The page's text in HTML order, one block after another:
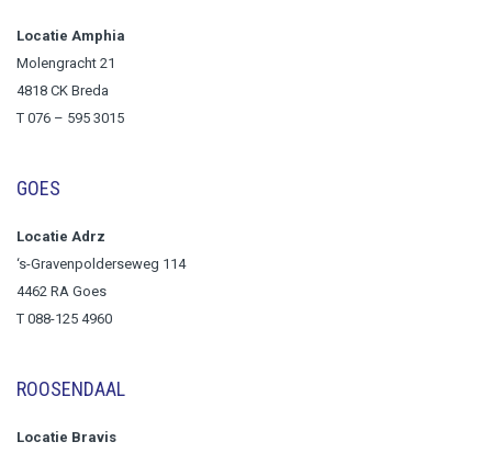
Locatie Amphia
Molengracht 21
4818 CK Breda
T 076 – 595 3015
GOES
Locatie Adrz
‘s-Gravenpolderseweg 114
4462 RA Goes
T 088-125 4960
ROOSENDAAL
Locatie Bravis